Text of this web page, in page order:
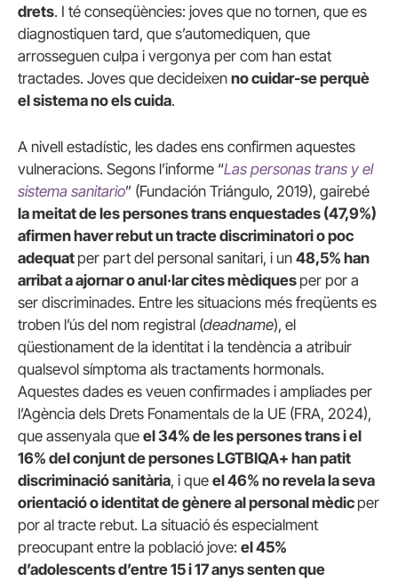
drets. I té conseqüències: joves que no tornen, que es
diagnostiquen tard, que s’automediquen, que
arrosseguen culpa i vergonya per com han estat
tractades. Joves que decideixen no cuidar-se perquè
el sistema no els cuida.
A nivell estadístic, les dades ens confirmen aquestes
vulneracions. Segons l’informe “Las personas trans y el
sistema sanitario” (Fundación Triángulo, 2019), gairebé
la meitat de les persones trans enquestades (47,9%)
afirmen haver rebut un tracte discriminatori o poc
adequat per part del personal sanitari, i un 48,5% han
arribat a ajornar o anul·lar cites mèdiques per por a
ser discriminades. Entre les situacions més freqüents es
troben l’ús del nom registral (deadname), el
qüestionament de la identitat i la tendència a atribuir
qualsevol símptoma als tractaments hormonals.
Aquestes dades es veuen confirmades i ampliades per
l’Agència dels Drets Fonamentals de la UE (FRA, 2024),
que assenyala que el 34% de les persones trans i el
16% del conjunt de persones LGTBIQA+ han patit
discriminació sanitària, i que el 46% no revela la seva
orientació o identitat de gènere al personal mèdic per
por al tracte rebut. La situació és especialment
preocupant entre la població jove: el 45%
d’adolescents d’entre 15 i 17 anys senten que